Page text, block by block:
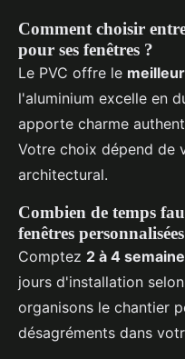
Comment choisir
pour ses fenêtres ?
Le PVC offre le
l'aluminium excelle en
apporte charme
Votre choix dépend de
architectural.
Combien de temps
fenêtres
Comptez 2 à 4
jours d'installation
organisons le chantier
désagréments dans